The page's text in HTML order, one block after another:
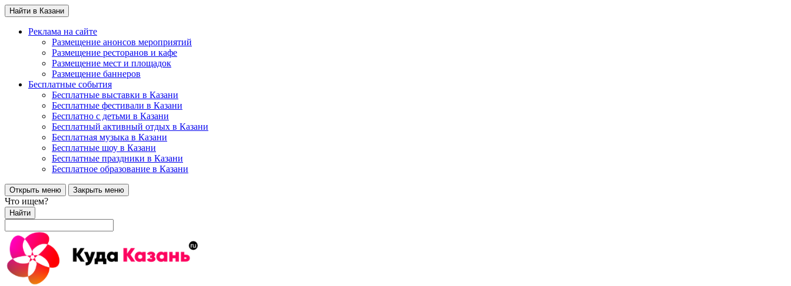
Найти в Казани
Реклама на сайте
Размещение анонсов мероприятий
Размещение ресторанов и кафе
Размещение мест и площадок
Размещение баннеров
Бесплатные события
Бесплатные выставки в Казани
Бесплатные фестивали в Казани
Бесплатно с детьми в Казани
Бесплатный активный отдых в Казани
Бесплатная музыка в Казани
Бесплатные шоу в Казани
Бесплатные праздники в Казани
Бесплатное образование в Казани
Открыть меню Закрыть меню
Что ищем?
Найти